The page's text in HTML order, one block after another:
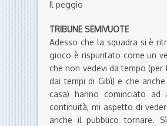
Il peggio
TRIBUNE SEMIVUOTE
Adesso che la squadra si è
gioco è rispuntato come un
che non vedevi da tempo (per
dai tempi di Gibì) e che
casa) hanno cominciato ad
continuità, mi aspetto di
anche il pubblico tornare.